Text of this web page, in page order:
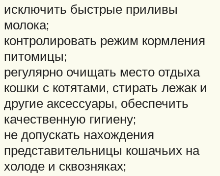
исключить быстрые приливы
молока;
контролировать режим кормления
питомицы;
регулярно очищать место отдыха
кошки с котятами, стирать лежак и
другие аксессуары, обеспечить
качественную гигиену;
не допускать нахождения
представительницы кошачьих на
холоде и сквозняках;